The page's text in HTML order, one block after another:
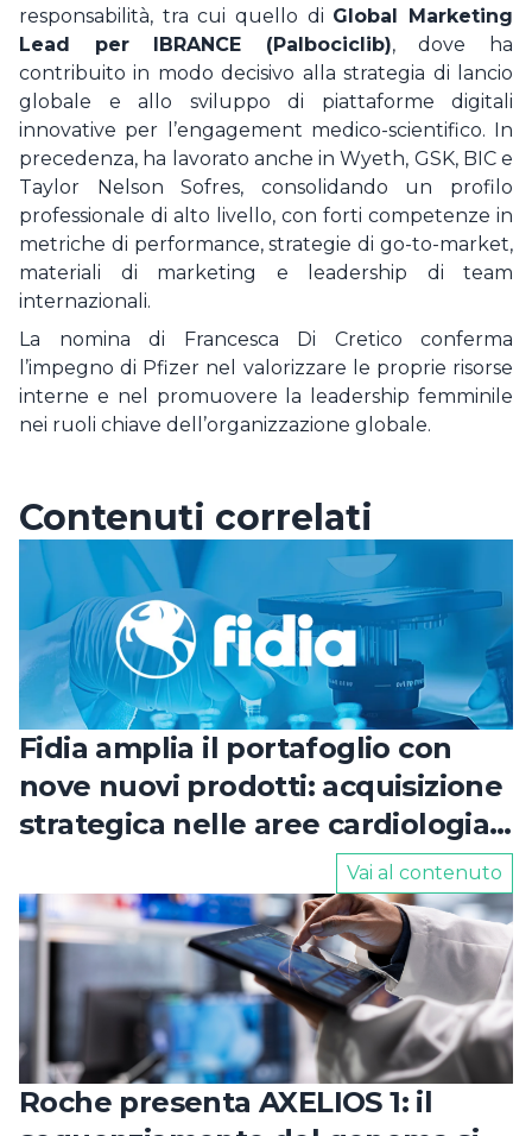
responsabilità, tra cui quello di Global Marketing
Lead per IBRANCE (Palbociclib), dove ha
contribuito in modo decisivo alla strategia di lancio
globale e allo sviluppo di piattaforme digitali
innovative per l’engagement medico-scientifico. In
precedenza, ha lavorato anche in Wyeth, GSK, BIC e
Taylor Nelson Sofres, consolidando un profilo
professionale di alto livello, con forti competenze in
metriche di performance, strategie di go-to-market,
materiali di marketing e leadership di team
internazionali.
La nomina di Francesca Di Cretico conferma
l’impegno di Pfizer nel valorizzare le proprie risorse
interne e nel promuovere la leadership femminile
nei ruoli chiave dell’organizzazione globale.
Contenuti correlati
Fidia amplia il portafoglio con
nove nuovi prodotti: acquisizione
strategica nelle aree cardiologia
Vai al contenuto
Roche presenta AXELIOS 1: il